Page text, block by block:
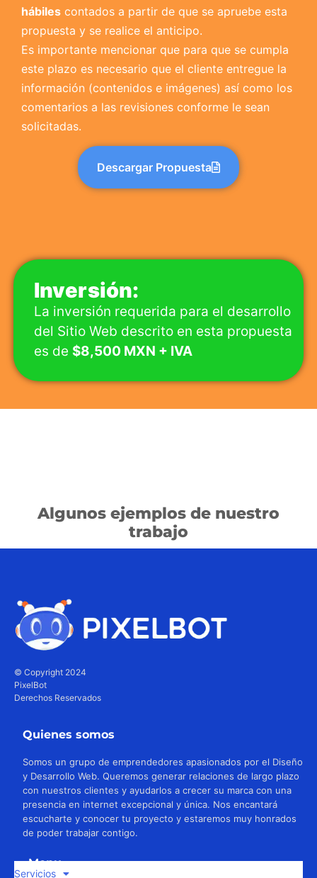
hábiles contados a partir de que se apruebe esta
propuesta y se realice el anticipo.
Es importante mencionar que para que se cumpla
este plazo es necesario que el cliente entregue la
información (contenidos e imágenes) así como los
comentarios a las revisiones conforme le sean
solicitadas.
Descargar Propuesta
Inversión:
La inversión requerida para el desarrollo
del Sitio Web descrito en esta propuesta
es de $8,500 MXN + IVA
Algunos ejemplos de nuestro
trabajo
© Copyright 2024
PixelBot
Derechos Reservados
Quienes somos
Somos un grupo de emprendedores apasionados por el Diseño
y Desarrollo Web. Queremos generar relaciones de largo plazo
con nuestros clientes y ayudarlos a crecer su marca con una
presencia en internet excepcional y única. Nos encantará
escucharte y conocer tu proyecto y estaremos muy honrados
de poder trabajar contigo.
Menu
Servicios